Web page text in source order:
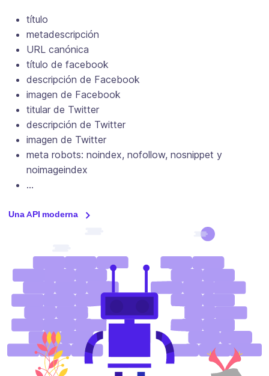
título
metadescripción
URL canónica
título de facebook
descripción de Facebook
imagen de Facebook
titular de Twitter
descripción de Twitter
imagen de Twitter
meta robots: noindex, nofollow, nosnippet y
noimageindex
…
Una API moderna